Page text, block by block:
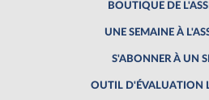
BOUTIQUE DE
UNE SEMAINE À
S'ABONNER À UN
OUTIL D'ÉVALUATION